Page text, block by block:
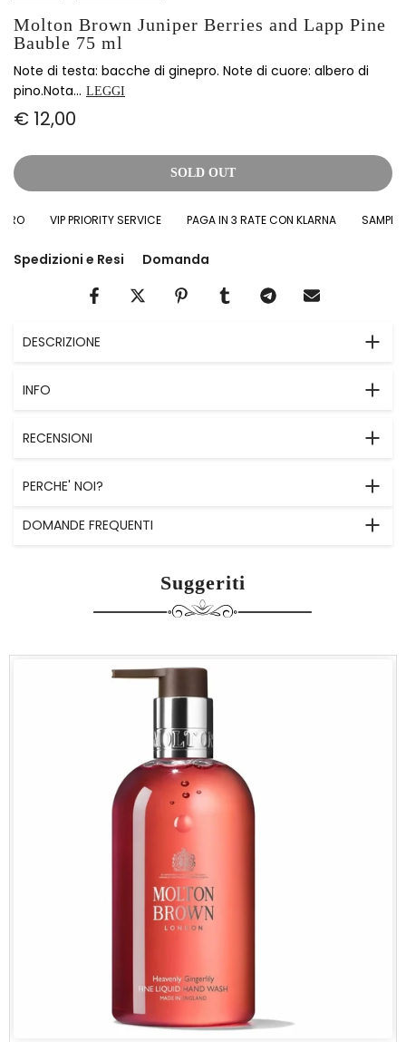
Molton Brown Juniper Berries and Lapp Pine
Bauble 75 ml
Note di testa: bacche di ginepro. Note di cuore: albero di
pino.Nota... LEGGI
€ 12,00
SOLD OUT
VIP PRIORITY SERVICE PAGA IN 3 RATE CON KLARNA SAMPLES
Spedizioni e Resi Domanda
DESCRIZIONE
INFO
RECENSIONI
PERCHE' NOI?
DOMANDE FREQUENTI
Suggeriti